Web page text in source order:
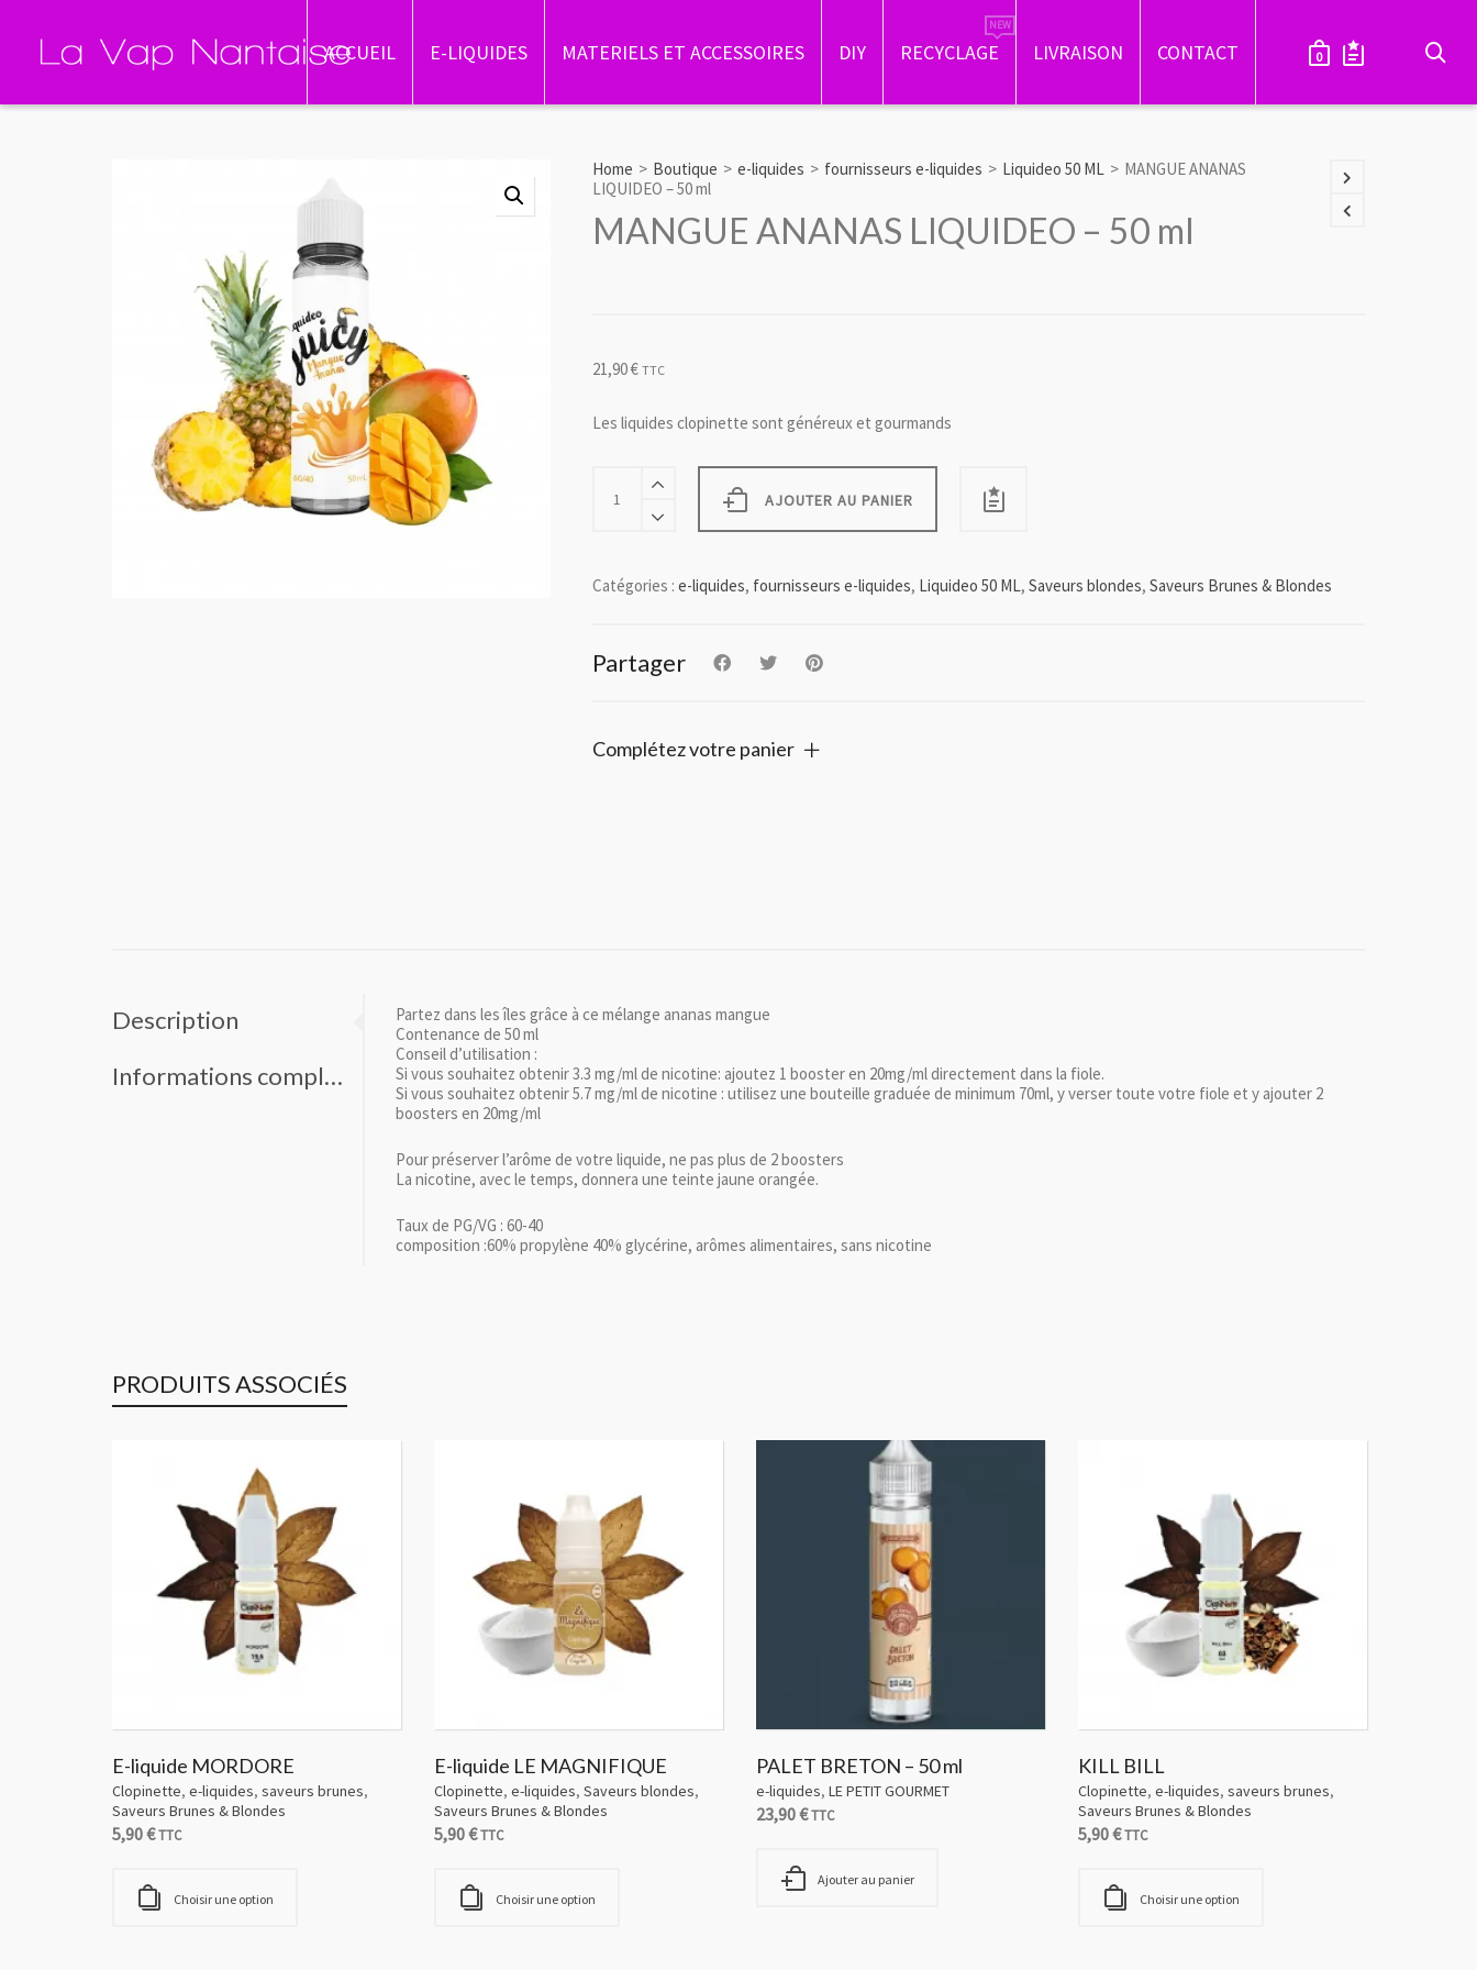
0
ACCUEIL E-LIQUIDES MATERIELS ET ACCESSOIRES DIY RECYCLAGE LIVRAISON CONTACT
Home > Boutique > e-liquides > fournisseurs e-liquides > Liquideo 50 ML > MANGUE ANANAS
LIQUIDEO – 50 ml
MANGUE ANANAS LIQUIDEO – 50 ml
21,90€ TTC
Les liquides clopinette sont généreux et gourmands
ANANAS
LIQUIDEO
quantity
AJOUTER AU PANIER
Catégories : e-liquides, fournisseurs e-liquides, Liquideo 50 ML, Saveurs blondes, Saveurs Brunes & Blondes
Partager
Complétez votre panier
Description
Informations complémentaires
Partez dans les îles grâce à ce mélange ananas mangue
Contenance de 50 ml
Conseil d’utilisation :
Si vous souhaitez obtenir 3.3 mg/ml de nicotine: ajoutez 1 booster en 20mg/ml directement dans la fiole.
Si vous souhaitez obtenir 5.7 mg/ml de nicotine : utilisez une bouteille graduée de minimum 70ml, y verser toute votre fiole et y ajouter 2
boosters en 20mg/ml
Pour préserver l’arôme de votre liquide, ne pas plus de 2 boosters
La nicotine, avec le temps, donnera une teinte jaune orangée.
Taux de PG/VG : 60-40
composition :60% propylène 40% glycérine, arômes alimentaires, sans nicotine
PRODUITS ASSOCIÉS
E-liquide MORDORE
Clopinette, e-liquides, saveurs brunes,
Saveurs Brunes & Blondes
5,90€TTC
Choisir une option
E-liquide LE MAGNIFIQUE
Clopinette, e-liquides, Saveurs blondes,
Saveurs Brunes & Blondes
5,90€TTC
Choisir une option
PALET BRETON – 50 ml
e-liquides, LE PETIT GOURMET
23,90€TTC
Ajouter au panier
KILL BILL
Clopinette, e-liquides, saveurs brunes,
Saveurs Brunes & Blondes
5,90€TTC
Choisir une option